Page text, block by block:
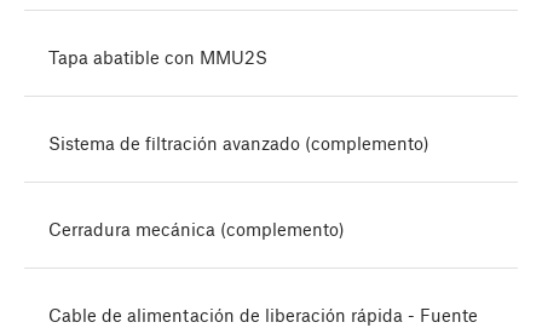
Tapa abatible con MMU2S
Sistema de filtración avanzado (complemento)
Cerradura mecánica (complemento)
Cable de alimentación de liberación rápida - Fuente